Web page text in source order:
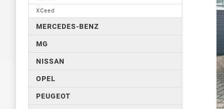
XCeed
MERCEDES-BENZ
MG
NISSAN
OPEL
PEUGEOT